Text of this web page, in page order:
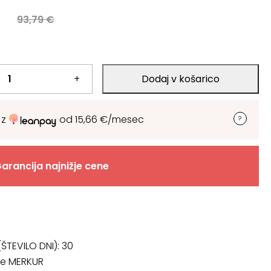
93,79€
+ Dodaj v košarico
od 15,66 €/mesec
najnižje cene
DNI): 30